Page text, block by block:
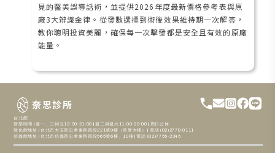
見的醫美誤導話術，並提供2026年度最新價格參考表與原
廠3大辨識金律。從發數選擇到術後效果維持期一次解答，
教你聰明投資美麗，確保每一次擊發都是安全且有效的原廠
能量。
奈思診所
台北館
營業時間 | 週一、三到五12:00-21:00 | 週二與週六11:00-20:00 | 周日公休
敦化館地址 | 台北市大安區忠孝東路四段221號9樓（華新大樓） | 電話 (02)2778-0111
信義館地址 | 台北市信義區忠孝東路四段565號6樓、10樓 | 電話 (02)7755-2345